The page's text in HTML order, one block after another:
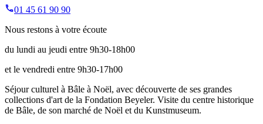
01 45 61 90 90
Nous restons à votre écoute
du lundi au jeudi entre 9h30-18h00
et le vendredi entre 9h30-17h00
Séjour culturel à Bâle à Noël, avec découverte de ses grandes
collections d'art de la Fondation Beyeler. Visite du centre historique
de Bâle, de son marché de Noël et du Kunstmuseum.